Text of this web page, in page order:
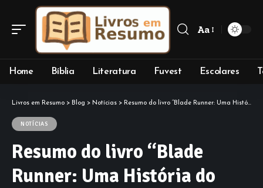
Font
Aa
Home Bíblia Literatura Fuvest Escolares
Livros em Resumo > Blog > Notícias > Resumo do livro “Blade Runner: Uma História do Futuro” – Les Martin
NOTÍCIAS
Resumo do livro “Blade
Runner: Uma História do